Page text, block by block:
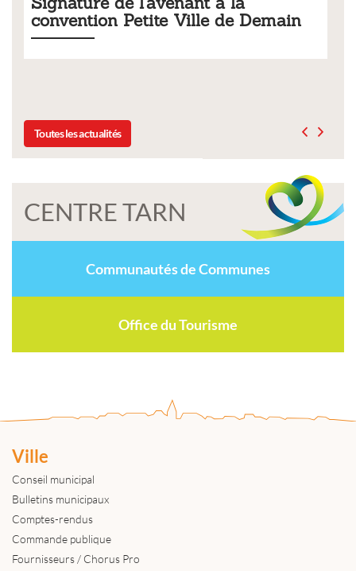
Demain
municipaux
Toutes les actualités
CENTRE TARN
Communautés de Communes
Office du Tourisme
Ville
Conseil municipal
Bulletins municipaux
Comptes-rendus
Commande publique
Fournisseurs / Chorus Pro